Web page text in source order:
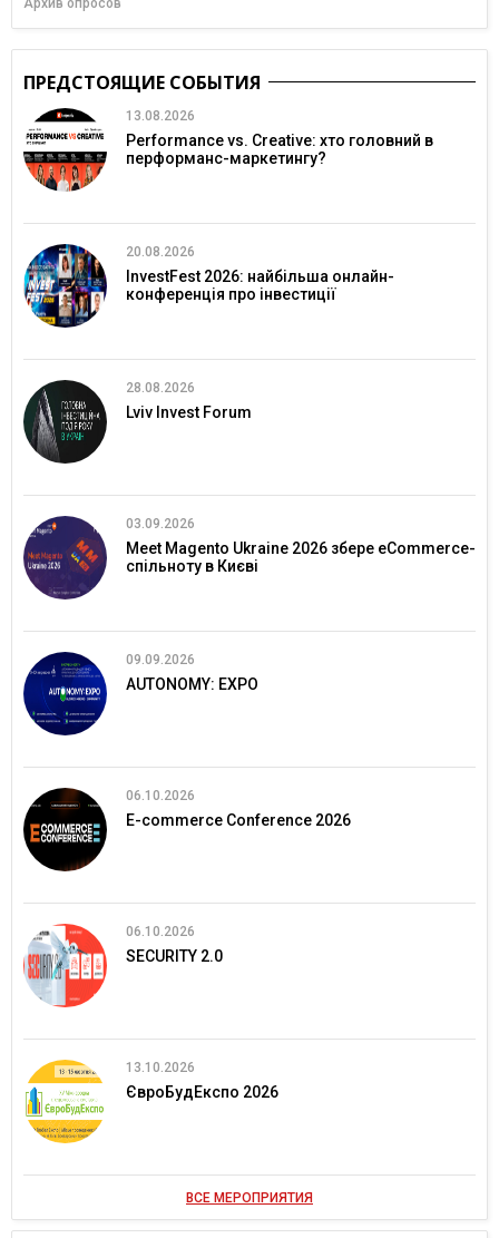
Архив опросов
ПРЕДСТОЯЩИЕ СОБЫТИЯ
13.08.2026
Performance vs. Creative: хто головний в
перформанс-маркетингу?
20.08.2026
InvestFest 2026: найбільша онлайн-
конференція про інвестиції
28.08.2026
Lviv Invest Forum
03.09.2026
Meet Magento Ukraine 2026 збере eCommerce-
спільноту в Києві
09.09.2026
AUTONOMY: EXPO
06.10.2026
E-commerce Conference 2026
06.10.2026
SECURITY 2.0
13.10.2026
ЄвроБудЕкспо 2026
ВСЕ МЕРОПРИЯТИЯ